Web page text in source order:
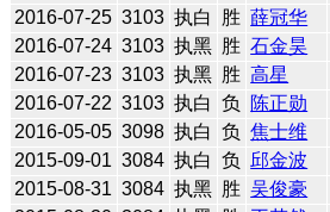
2016-07-25 3103 执白 胜 薛冠华
2016-07-24 3103 执黑 胜 石金昊
2016-07-23 3103 执黑 胜 高星
2016-07-22 3103 执白 负 陈正勋
2016-05-05 3098 执白 负 焦士维
2015-09-01 3084 执白 负 邱金波
2015-08-31 3084 执黑 胜 吴俊豪